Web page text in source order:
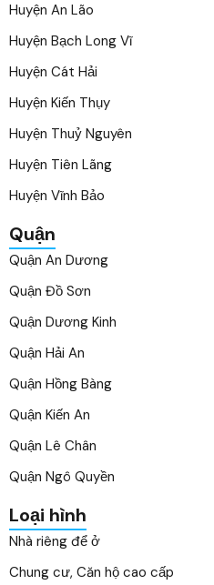
Huyện An Lão
Huyện Bạch Long Vĩ
Huyện Cát Hải
Huyện Kiến Thụy
Huyện Thuỷ Nguyên
Huyện Tiên Lãng
Huyện Vĩnh Bảo
Quận
Quận An Dương
Quận Đồ Sơn
Quận Dương Kinh
Quận Hải An
Quận Hồng Bàng
Quận Kiến An
Quận Lê Chân
Quận Ngô Quyền
Loại hình
Nhà riêng để ở
Chung cư, Căn hộ cao cấp